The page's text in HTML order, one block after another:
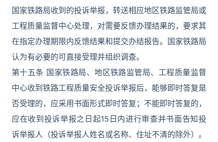
国家铁路局收到的投诉举报，转送相应地区铁路监管局或
工程质量监督中心处理，对需要反馈办理结果的，要求其
在指定办理期限内反馈结果和提交办结报告。国家铁路局
认为有必要的可直接受理并组织调查。
第十五条 国家铁路局、地区铁路监管局、工程质量监督
中心收到铁路工程质量安全投诉举报后，能够即时答复是
否受理的，应采用书面形式即时答复；不能即时答复的，
应在收到投诉举报之日起15日内进行审查并书面告知投
诉举报人（投诉举报人姓名或名称、住址不清的除外）。